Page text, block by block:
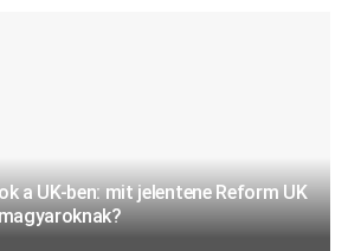
a UK-ben: mit jelentene Reform UK